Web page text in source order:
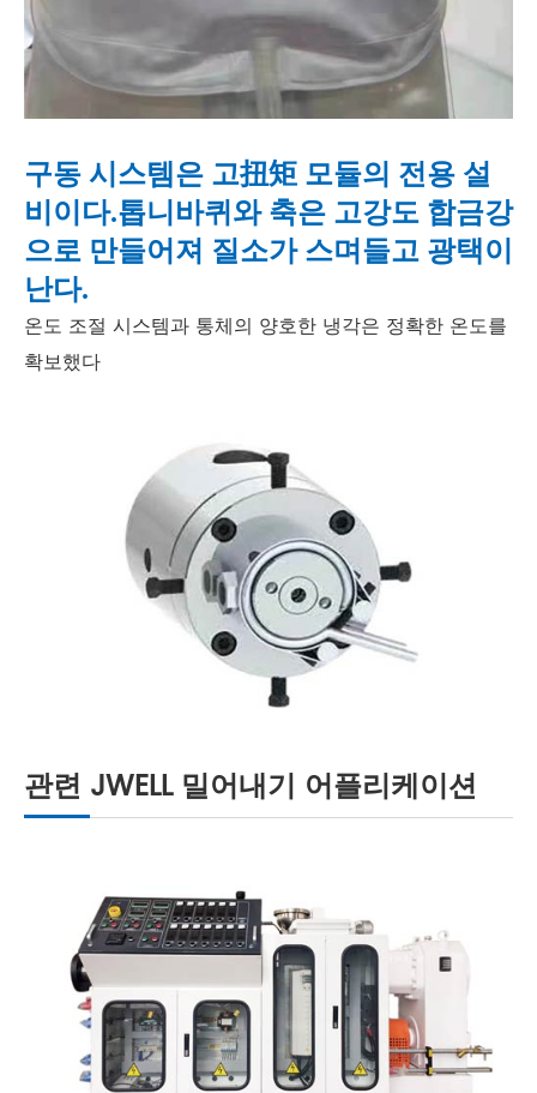
구동 시스템은 고扭矩 모듈의 전용 설
비이다.톱니바퀴와 축은 고강도 합금강
으로 만들어져 질소가 스며들고 광택이
난다.
온도 조절 시스템과 통체의 양호한 냉각은 정확한 온도를
확보했다
관련 JWELL 밀어내기 어플리케이션